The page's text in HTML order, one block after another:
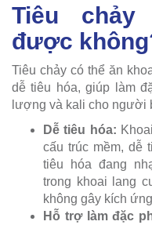
Tiêu
được
Tiêu chảy có thể ăn
dễ tiêu hóa, giúp làm
lượng và kali cho người
Dễ tiêu hóa:
cấu trúc mềm, dễ
tiêu hóa đang
trong khoai lang
không gây kích
Hỗ trợ làm đặc